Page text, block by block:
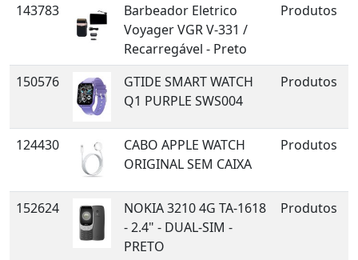
143783
Barbeador Eletrico
Voyager VGR V-331 /
Recarregável - Preto
Produtos
150576
GTIDE SMART WATCH
Q1 PURPLE SWS004
Produtos
124430
CABO APPLE WATCH
ORIGINAL SEM CAIXA
Produtos
152624
NOKIA 3210 4G TA-1618
- 2.4" - DUAL-SIM -
PRETO
Produtos